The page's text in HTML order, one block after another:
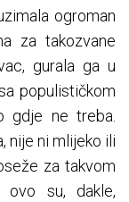
ogroman
za takozvane
gurala ga u
populističkom
gdje ne treba.
nije ni mlijeko ili
za takvom
su, dakle,